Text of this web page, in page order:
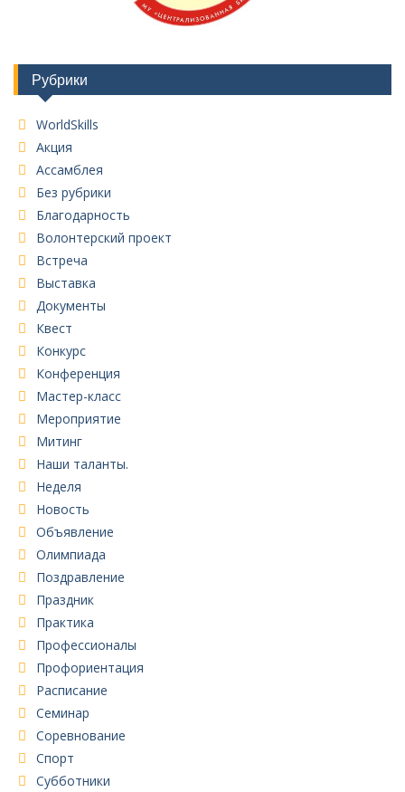
Рубрики
WorldSkills
Акция
Ассамблея
Без рубрики
Благодарность
Волонтерский проект
Встреча
Выставка
Документы
Квест
Конкурс
Конференция
Мастер-класс
Мероприятие
Митинг
Наши таланты.
Неделя
Новость
Объявление
Олимпиада
Поздравление
Праздник
Практика
Профессионалы
Профориентация
Расписание
Семинар
Соревнование
Спорт
Субботники